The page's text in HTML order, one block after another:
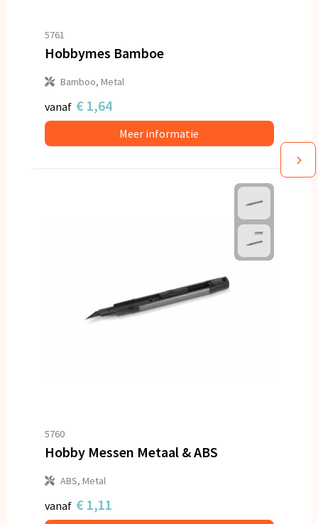
5761
Hobbymes Bamboe
Bamboo, Metal
vanaf € 1,64
Meer informatie
5760
Hobby Messen Metaal & ABS
ABS, Metal
vanaf € 1,11